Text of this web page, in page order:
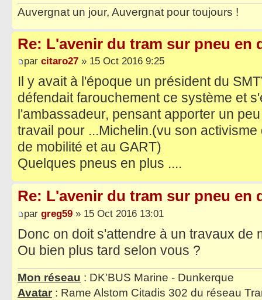
Auvergnat un jour, Auvergnat pour toujours !
Re: L'avenir du tram sur pneu en
par citaro27 » 15 Oct 2016 9:25
Il y avait à l'époque un président du
défendait farouchement ce système et
l'ambassadeur, pensant apporter un
travail pour ...Michelin.(vu son
de mobilité et au GART)
Quelques pneus en plus ....
Re: L'avenir du tram sur pneu en
par greg59 » 15 Oct 2016 13:01
Donc on doit s'attendre à un travaux de
Ou bien plus tard selon vous ?
Mon réseau : DK'BUS Marine - Dunkerque
Avatar : Rame Alstom Citadis 302 du réseau